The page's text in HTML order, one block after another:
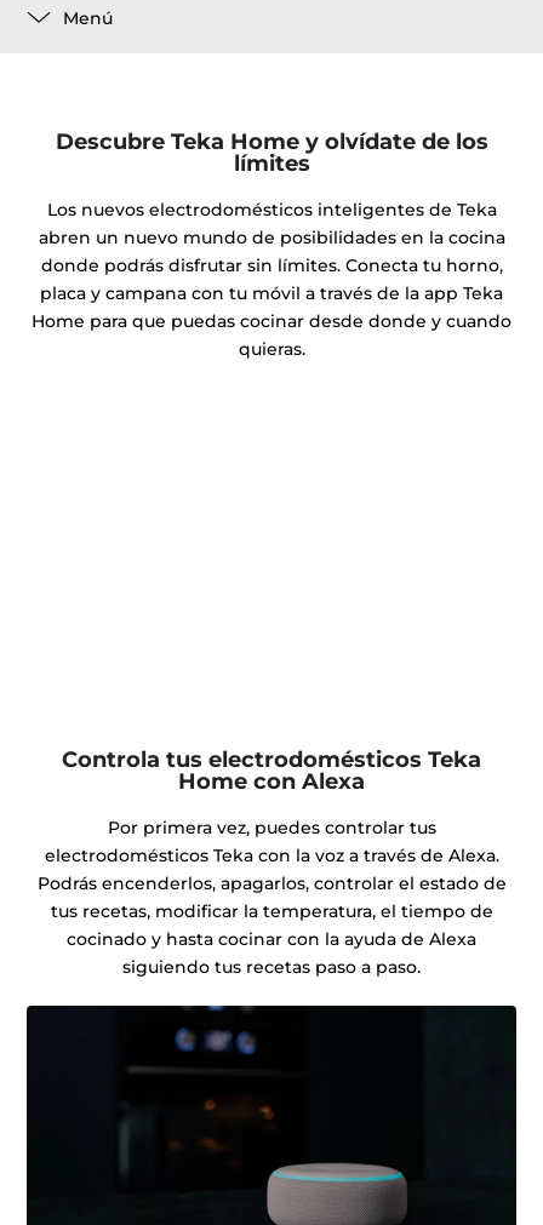
Menú
Descubre Teka Home y olvídate de los
límites
Los nuevos electrodomésticos inteligentes de Teka
abren un nuevo mundo de posibilidades en la cocina
donde podrás disfrutar sin límites. Conecta tu horno,
placa y campana con tu móvil a través de la app Teka
Home para que puedas cocinar desde donde y cuando
quieras.
Controla tus electrodomésticos Teka
Home con Alexa
Por primera vez, puedes controlar tus
electrodomésticos Teka con la voz a través de Alexa.
Podrás encenderlos, apagarlos, controlar el estado de
tus recetas, modificar la temperatura, el tiempo de
cocinado y hasta cocinar con la ayuda de Alexa
siguiendo tus recetas paso a paso.